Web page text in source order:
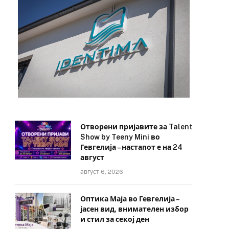
Отворени пријавите за Talent
Show by Teeny Mini во
Гевгелија – настапот е на 24
август
август 6, 2026
Оптика Маја во Гевгелија –
јасен вид, внимателен избор
и стил за секој ден